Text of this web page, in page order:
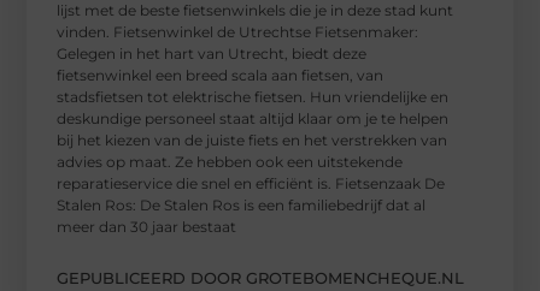
lijst met de beste fietsenwinkels die je in deze stad kunt
vinden. Fietsenwinkel de Utrechtse Fietsenmaker:
Gelegen in het hart van Utrecht, biedt deze
fietsenwinkel een breed scala aan fietsen, van
stadsfietsen tot elektrische fietsen. Hun vriendelijke en
deskundige personeel staat altijd klaar om je te helpen
bij het kiezen van de juiste fiets en het verstrekken van
advies op maat. Ze hebben ook een uitstekende
reparatieservice die snel en efficiënt is. Fietsenzaak De
Stalen Ros: De Stalen Ros is een familiebedrijf dat al
meer dan 30 jaar bestaat
GEPUBLICEERD DOOR GROTEBOMENCHEQUE.NL